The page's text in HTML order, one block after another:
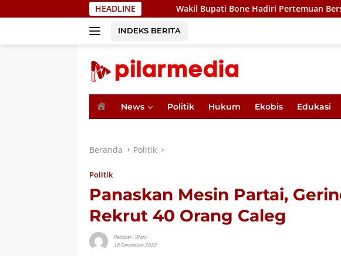
ke
HEADLINE
Wakil Bupati Bone Hadiri Pertemuan Bersama Menteri
INDEKS BERITA
o
News Politik Hukum Ekobis Edukasi
Beranda Politik
Politik
Panaskan Mesin Partai,
Rekrut 40 Orang Caleg
Redaksi- Wajo
18 Desember 2022